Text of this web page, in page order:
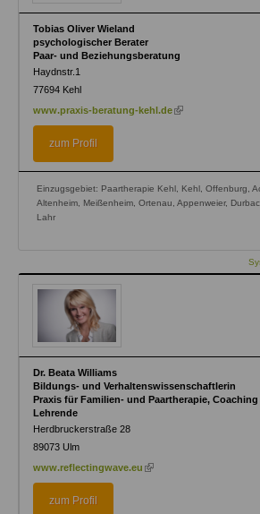
Tobias Oliver Wieland
psychologischer Berater
Paar- und Beziehungsberatung
Haydnstr.1
77694 Kehl
www.praxis-beratung-kehl.de (link
zum Profil
Einzugsgebiet: Paartherapie Kehl, Kehl, Offenburg,
Altenheim, Meißenheim, Ortenau, Appenweier,
Lahr
Dr. Beata Williams
Bildungs- und Verhaltenswissenschaftlerin
Praxis für Familien- und Paartherapie,
Lehrende
Herdbruckerstraße 28
89073 Ulm
www.reflectingwave.eu (link
zum Profil